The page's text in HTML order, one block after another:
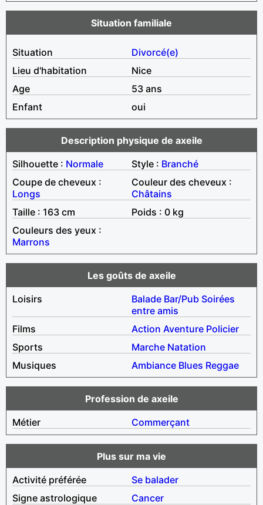
Situation familiale
Situation
Divorcé(e)
Lieu d'habitation
Nice
Age
53 ans
Enfant
oui
Description physique de axeile
Silhouette : Normale Style : Branché
Coupe de cheveux :
Longs
Couleur des cheveux :
Châtains
Taille : 163 cm
Poids : 0 kg
Couleurs des yeux :
Marrons
Les goûts de axeile
Loisirs
Balade Bar/Pub Soirées
entre amis
Films
Action Aventure Policier
Sports
Marche Natation
Musiques
Ambiance Blues Reggae
Profession de axeile
Métier
Commerçant
Plus sur ma vie
Activité préférée
Se balader
Signe astrologique
Cancer